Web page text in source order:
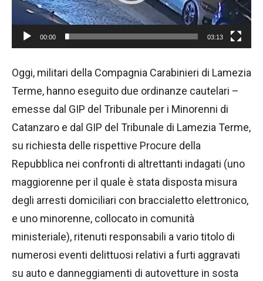
a
y
e
r
00:00 03:13
Oggi, militari della Compagnia Carabinieri di Lamezia
Terme, hanno eseguito due ordinanze cautelari –
emesse dal GIP del Tribunale per i Minorenni di
Catanzaro e dal GIP del Tribunale di Lamezia Terme,
su richiesta delle rispettive Procure della
Repubblica nei confronti di altrettanti indagati (uno
maggiorenne per il quale è stata disposta misura
degli arresti domiciliari con braccialetto elettronico,
e uno minorenne, collocato in comunità
ministeriale), ritenuti responsabili a vario titolo di
numerosi eventi delittuosi relativi a furti aggravati
su auto e danneggiamenti di autovetture in sosta